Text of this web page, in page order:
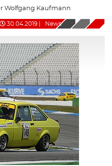
Wolfgang Kaufmann
30.04.2019 News